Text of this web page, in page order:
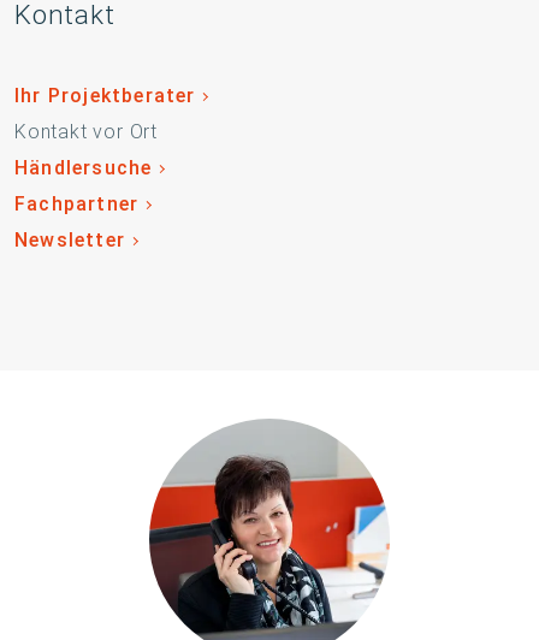
Kontakt
Ihr Projektberater
Kontakt vor Ort
Händlersuche
Fachpartner
Newsletter